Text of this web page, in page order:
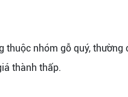
nhóm gỗ quý,
thành thấp.